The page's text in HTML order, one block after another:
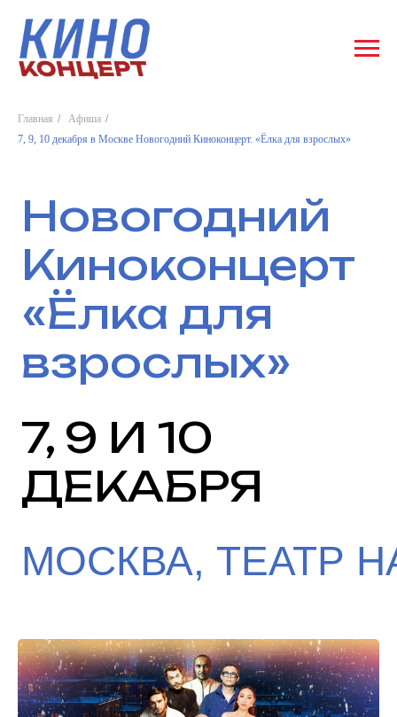
Главная / Афиша /
7, 9, 10 декабря в Москве Новогодний Киноконцерт. «Ёлка для взрослых»
Новогодний
Киноконцерт
«Ёлка для
взрослых»
7, 9 И 10
ДЕКАБРЯ
МОСКВА, ТЕАТР